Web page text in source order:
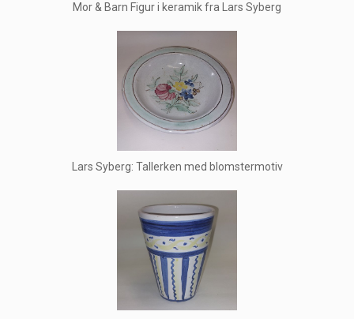
Mor & Barn Figur i keramik fra Lars Syberg
Lars Syberg: Tallerken med blomstermotiv